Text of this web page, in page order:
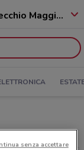
Montecchio Maggiore - 36075
senza accettare